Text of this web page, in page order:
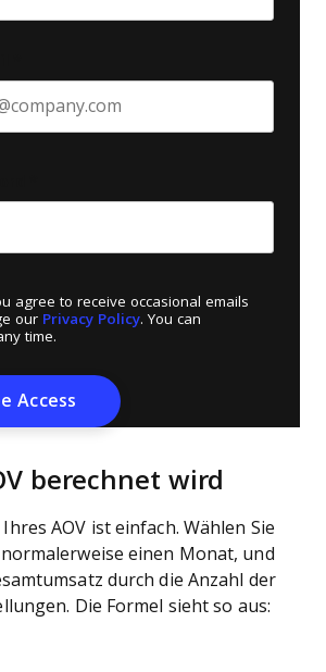
agree to receive occasional emails
our Privacy Policy. You can
time.
berechnet wird
AOV ist einfach. Wählen Sie
einen Monat, und
durch die Anzahl der
Die Formel sieht so aus: